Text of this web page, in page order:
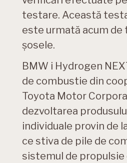
testare. Această
este urmată acum de
şosele.
BMW i Hydrogen
de combustie din
Toyota Motor
dezvoltarea
individuale provin de
ce stiva de pile de
sistemul de